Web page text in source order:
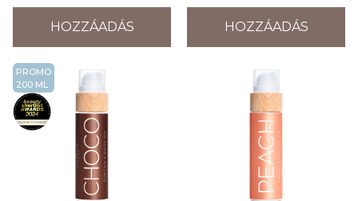
HOZZÁADÁS HOZZÁADÁS
PROMO
200 ML